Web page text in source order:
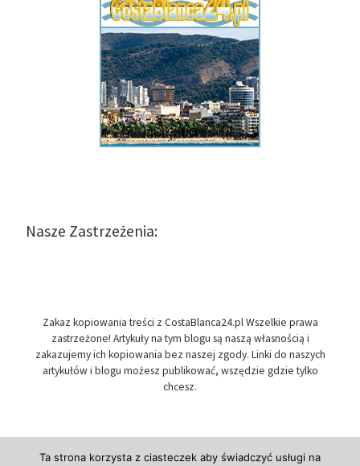
Nasze Zastrzeżenia:
Zakaz kopiowania treści z CostaBlanca24.pl Wszelkie prawa
zastrzeżone! Artykuły na tym blogu są naszą własnością i
zakazujemy ich kopiowania bez naszej zgody. Linki do naszych
artykułów i blogu możesz publikować, wszędzie gdzie tylko
chcesz.
Ta strona korzysta z ciasteczek aby świadczyć usługi na